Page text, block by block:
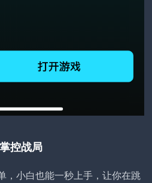
控战局
，小白也能一秒上手，让你在跳